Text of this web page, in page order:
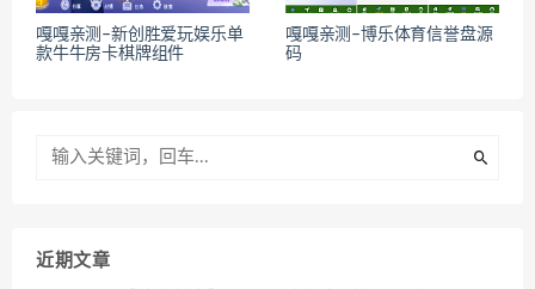
嘎嘎亲测–新创胜爱玩娱乐单
款牛牛房卡棋牌组件
嘎嘎亲测–博乐体育信誉盘源
码
近期文章